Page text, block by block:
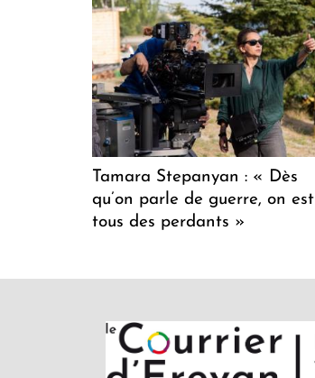
Tamara Stepanyan : « Dès
qu’on parle de guerre, on est
tous des perdants »